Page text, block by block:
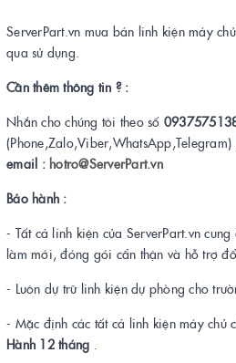
ServerPart.vn mua bán linh kiện máy
qua sử dụng.
Cần thêm thông tin ? :
Nhắn cho chúng tôi theo số
(Phone,Zalo,Viber,WhatsApp,Telegram)
email : hotro@ServerPart.vn
Bảo hành :
- Tất cả linh kiện của ServerPart.vn
làm mới, đóng gói cẩn thận và hỗ trợ
- Luôn dự trữ linh kiện dự phòng cho
- Mặc định các tất cả linh kiện máy chủ
Hành 12 tháng .